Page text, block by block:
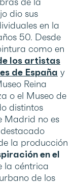
dio sus
en la
50. Desde
como en
los artistas
de España y
Reina
o el Museo de
distintos
Madrid no es
la producción
en el
la céntrica
de los